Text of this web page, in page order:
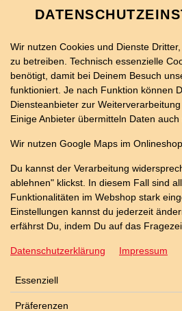
KNOBLAUCH
Wir nutzen Cookies und Dienste
zu betreiben. Technisch essenzielle
benötigt, damit bei Deinem Besuch
funktioniert. Je nach Funktion können
Diensteanbieter zur
Einige Anbieter übermitteln Daten auch
Wir nutzen Google Maps im Onlineshop.
Du kannst der Verarbeitung
ablehnen" klickst. In diesem Fall sind
Funktionalitäten im Webshop stark
Einstellungen kannst du jederzeit
erfährst Du, indem Du auf das
Datenschutzerklärung Impressum
Essenziell
Präferenzen